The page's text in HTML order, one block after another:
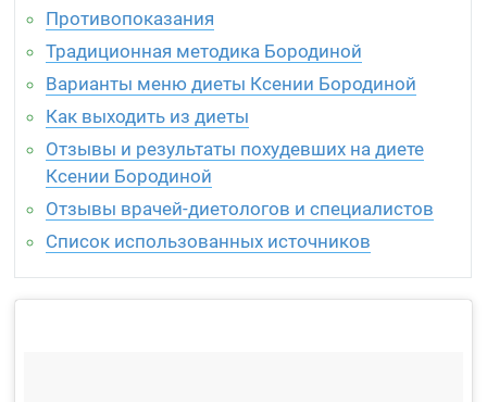
Противопоказания
Традиционная методика Бородиной
Варианты меню диеты Ксении Бородиной
Как выходить из диеты
Отзывы и результаты похудевших на диете
Ксении Бородиной
Отзывы врачей-диетологов и специалистов
Список использованных источников